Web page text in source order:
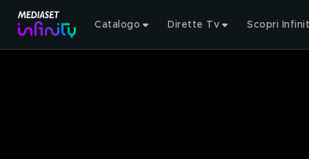
Catalogo Dirette Tv Scopri